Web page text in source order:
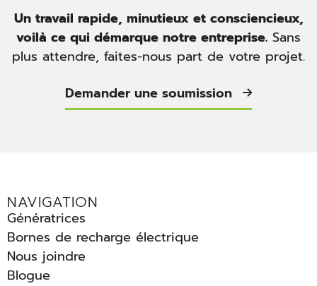
Un travail rapide, minutieux et consciencieux,
voilà ce qui démarque notre entreprise. Sans
plus attendre, faites-nous part de votre projet.
Demander une soumission
NAVIGATION
Génératrices
Bornes de recharge électrique
Nous joindre
Blogue